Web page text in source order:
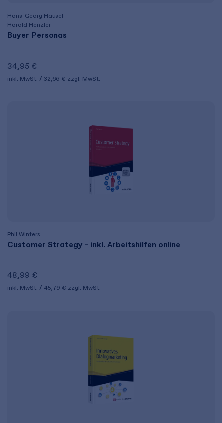
Hans-Georg Häusel
Harald Henzler
Buyer Personas
34,95 €
inkl. MwSt. 32,66 € zzgl. MwSt.
Phil Winters
Customer Strategy - inkl. Arbeitshilfen online
48,99 €
inkl. MwSt. 45,79 € zzgl. MwSt.